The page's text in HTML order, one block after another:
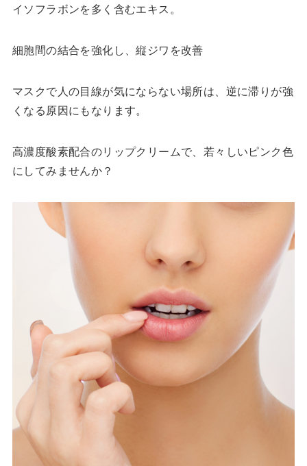
イソフラボンを多く含むエキス。
細胞間の結合を強化し、縦ジワを改善
マスクで人の目線が気にならない場所は、逆に滞りが強
くなる原因にもなります。
高濃度酸素配合のリップクリームで、若々しいピンク色
にしてみませんか？